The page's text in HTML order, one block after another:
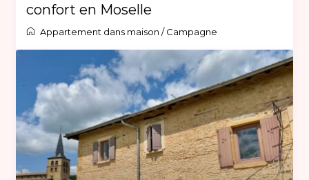
confort en Moselle
Appartement dans maison /Campagne